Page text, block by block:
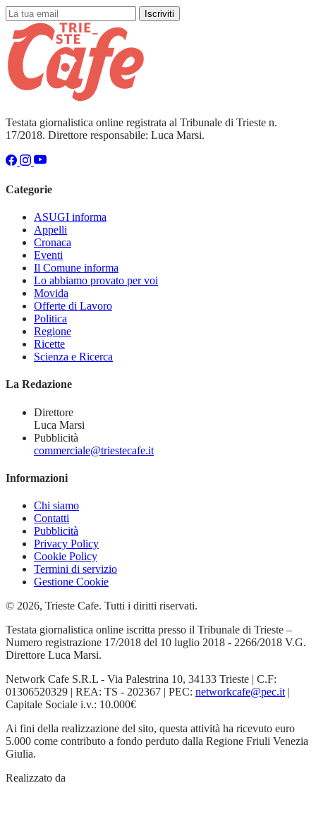
Iscriviti
Testata giornalistica online registrata al Tribunale di Trieste n.
17/2018. Direttore responsabile: Luca Marsi.
Categorie
ASUGI informa
Appelli
Cronaca
Eventi
Il Comune informa
Lo abbiamo provato per voi
Movida
Offerte di Lavoro
Politica
Regione
Ricette
Scienza e Ricerca
La Redazione
Direttore
Luca Marsi
Pubblicità
commerciale@triestecafe.it
Informazioni
Chi siamo
Contatti
Pubblicità
Privacy Policy
Cookie Policy
Termini di servizio
Gestione Cookie
© 2026, Trieste Cafe. Tutti i diritti riservati.
Testata giornalistica online iscritta presso il Tribunale di Trieste –
Numero registrazione 17/2018 del 10 luglio 2018 - 2266/2018 V.G.
Direttore Luca Marsi.
Network Cafe S.R.L - Via Palestrina 10, 34133 Trieste | C.F:
01306520329 | REA: TS - 202367 | PEC: networkcafe@pec.it |
Capitale Sociale i.v.: 10.000€
Ai fini della realizzazione del sito, questa attività ha ricevuto euro
5.000 come contributo a fondo perduto dalla Regione Friuli Venezia
Giulia.
Realizzato da